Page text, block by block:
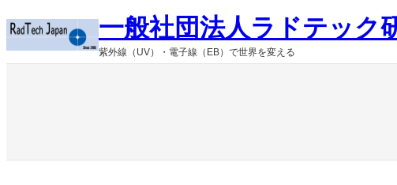
容
ス
一般社団法人ラドテック
紫外線（UV）・電子線（EB）で世界を変える